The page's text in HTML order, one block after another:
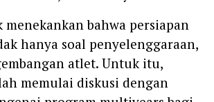
bahwa persiapan
hanya soal penyelenggaraan,
atlet. Untuk itu,
memulai diskusi dengan